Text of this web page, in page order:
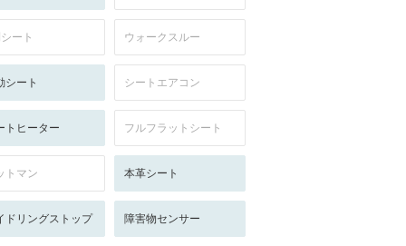
ート ウォークスルー
シート シートエアコン
トヒーター フルフラットシート
トマン 本革シート
ドリングストップ 障害物センサー